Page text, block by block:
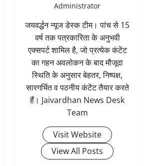
Administrator
जयवर्द्धन न्यूज डेस्क टीम। पांच से 15
वर्ष तक पत्रकारिता के अनुभवी
एक्सपर्ट शामिल है, जो प्रत्येक कंटेंट
का गहन अवलोकन के बाद मौजूदा
स्थिति के अनुसार बेहतर, निष्पक्ष,
सारगर्भित व पठनीय कंटेंट तैयार करते
हैं। Jaivardhan News Desk
Team
Visit Website
View All Posts